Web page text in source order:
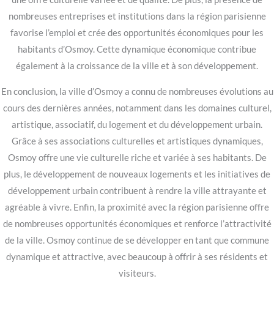
nombreuses entreprises et institutions dans la région parisienne
favorise l’emploi et crée des opportunités économiques pour les
habitants d’Osmoy. Cette dynamique économique contribue
également à la croissance de la ville et à son développement.
En conclusion, la ville d’Osmoy a connu de nombreuses évolutions au
cours des dernières années, notamment dans les domaines culturel,
artistique, associatif, du logement et du développement urbain.
Grâce à ses associations culturelles et artistiques dynamiques,
Osmoy offre une vie culturelle riche et variée à ses habitants. De
plus, le développement de nouveaux logements et les initiatives de
développement urbain contribuent à rendre la ville attrayante et
agréable à vivre. Enfin, la proximité avec la région parisienne offre
de nombreuses opportunités économiques et renforce l’attractivité
de la ville. Osmoy continue de se développer en tant que commune
dynamique et attractive, avec beaucoup à offrir à ses résidents et
visiteurs.